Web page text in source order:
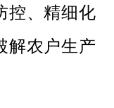
控、精细化
解农户生产